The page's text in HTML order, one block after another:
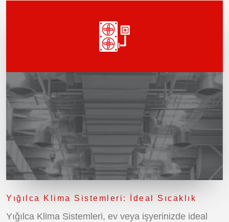
Yığılca Klima Sistemleri: İdeal Sıcaklık
Yığılca Klima Sistemleri, ev veya işyerinizde ideal